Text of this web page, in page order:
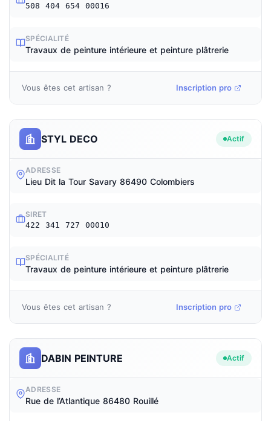
508 404 654 00016
SPÉCIALITÉ
Travaux de peinture intérieure et peinture plâtrerie
Vous êtes cet artisan ? Inscription pro
STYL DECO Actif
ADRESSE
Lieu Dit la Tour Savary 86490 Colombiers
SIRET
422 341 727 00010
SPÉCIALITÉ
Travaux de peinture intérieure et peinture plâtrerie
Vous êtes cet artisan ? Inscription pro
DABIN PEINTURE Actif
ADRESSE
Rue de l’Atlantique 86480 Rouillé